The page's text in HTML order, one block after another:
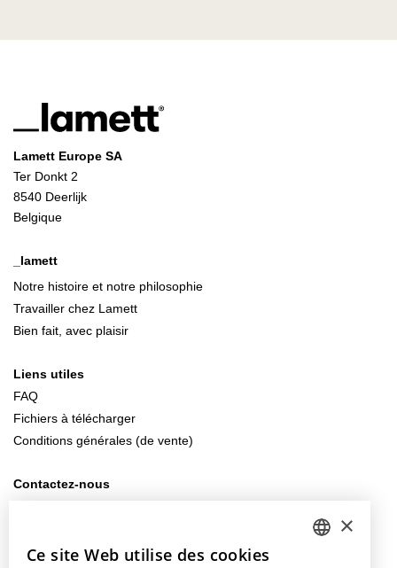
Lamett Europe SA
Ter Donkt 2
8540 Deerlijk
Belgique
_lamett
Notre histoire et notre philosophie
Travailler chez Lamett
Bien fait, avec plaisir
Liens utiles
FAQ
Fichiers à télécharger
Conditions générales (de vente)
Contactez-nous
×
Ce site Web utilise des cookies